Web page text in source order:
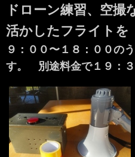
ドローン練習、空撮
活かしたフライトを
９：００〜１８：００の
す。 別途料金で１９：３